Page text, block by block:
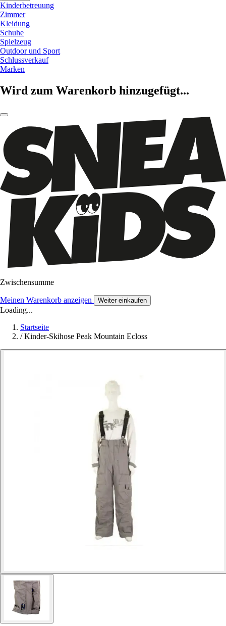
Kinderbetreuung
Zimmer
Kleidung
Schuhe
Spielzeug
Outdoor und Sport
Schlussverkauf
Marken
Wird zum Warenkorb hinzugefügt...
Zwischensumme
Meinen Warenkorb anzeigen Weiter einkaufen
Loading...
Startseite
/ Kinder-Skihose Peak Mountain Ecloss